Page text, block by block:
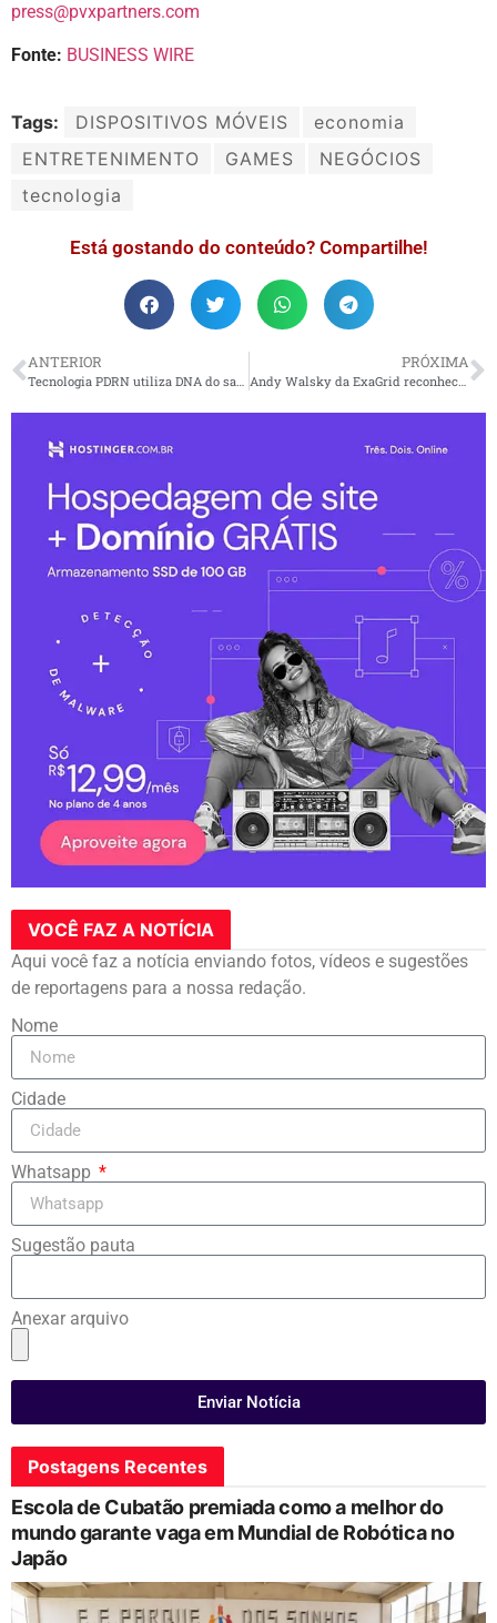
press@pvxpartners.com
Fonte: BUSINESS WIRE
Tags: DISPOSITIVOS MÓVEIS
economia
ENTRETENIMENTO
GAMES
NEGÓCIOS
tecnologia
Está gostando do conteúdo? Compartilhe!
ANTERIOR
Tecnologia PDRN utiliza DNA do salmão no cuidado da pele
PRÓXIMA
Andy Walsky da ExaGrid reconhecido na prestigiosa lista de Líderes de Canal 2025 da CRN® para a região EMEA
VOCÊ FAZ A NOTÍCIA
Aqui você faz a notícia enviando fotos, vídeos e sugestões
de reportagens para a nossa redação.
Nome
Cidade
Whatsapp
Sugestão pauta
Anexar arquivo
Enviar Notícia
Postagens Recentes
Escola de Cubatão premiada como a melhor do
mundo garante vaga em Mundial de Robótica no
Japão